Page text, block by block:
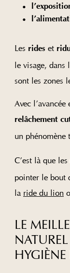
Les rides et
le visage, dans
sont les zones
Avec
relâchement
un phénomène
C’est là que les
pointer le bout
la ride du lion
LE
HYGIÈNE